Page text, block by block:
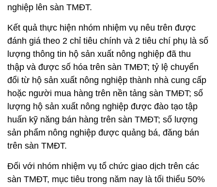
nghiệp lên sàn TMĐT.
Kết quả thực hiện nhóm nhiệm vụ nêu trên được
đánh giá theo 2 chỉ tiêu chính và 2 tiêu chí phụ là số
lượng thông tin hộ sản xuất nông nghiệp đã thu
thập và được số hóa trên sàn TMĐT; tỷ lệ chuyển
đổi từ hộ sản xuất nông nghiệp thành nhà cung cấp
hoặc người mua hàng trên nền tảng sàn TMĐT; số
lượng hộ sản xuất nông nghiệp được đào tạo tập
huấn kỹ năng bán hàng trên sàn TMĐT; số lượng
sản phẩm nông nghiệp được quảng bá, đăng bán
trên sàn TMĐT.
Đối với nhóm nhiệm vụ tổ chức giao dịch trên các
sàn TMĐT, mục tiêu trong năm nay là tối thiểu 50%